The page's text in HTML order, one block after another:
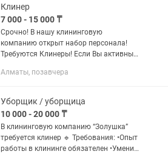
Клинер
7 000 - 15 000 ₸
Срочно! В нашу клининговую
компанию открыт набор персонала!
Требуются Клинеры! Если Вы активны,
готовы работать - пишите нам,
работы:...
Алматы, позавчера
Уборщик / уборщица
10 000 - 20 000 ₸
В клининговую компанию “Золушка”
требуется клинер 🔹 Требования: •Опыт
работы в клининге обязателен •Умение